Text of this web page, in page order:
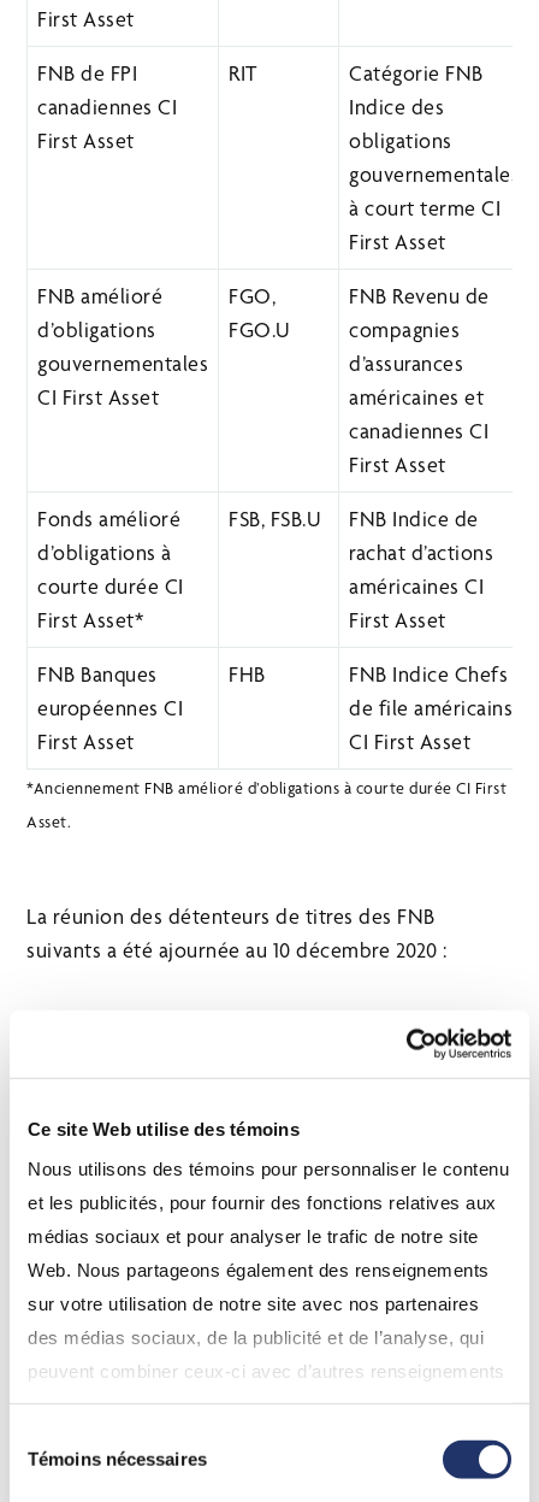
Ce site Web utilise des témoins
Nous utilisons des témoins pour personnaliser le contenu
et les publicités, pour fournir des fonctions relatives aux
médias sociaux et pour analyser le trafic de notre site
Web. Nous partageons également des renseignements
sur votre utilisation de notre site avec nos partenaires
des médias sociaux, de la publicité et de l’analyse, qui
peuvent combiner ceux-ci avec d’autres renseignements
que vous leur avez fournis ou qu’ils ont collectés lors de
votre utilisation de leurs services. En continuant d’utiliser
notre site Web, vous consentez à l’utilisation de nos
Témoins nécessaires
First Asset
FNB de FPI
canadiennes CI
First Asset
RIT
Catégorie FNB
Indice des
obligations
gouvernementales
à court terme CI
First Asset
FNB amélioré
d’obligations
gouvernementales
CI First Asset
FGO,
FGO.U
FNB Revenu de
compagnies
d’assurances
américaines et
canadiennes CI
First Asset
Fonds amélioré
d’obligations à
courte durée CI
First Asset*
FSB, FSB.U
FNB Indice de
rachat d’actions
américaines CI
First Asset
FNB Banques
européennes CI
First Asset
FHB
FNB Indice Chefs
de file américains
CI First Asset
*Anciennement FNB amélioré d’obligations à courte durée CI First
Asset.
La réunion des détenteurs de titres des FNB
suivants a été ajournée au 10 décembre 2020 :
Symbole(s)
Asset
Catégorie FNB Revenu d’actions
canadiennes de base CI First
Asset
CSY
Catégorie FNB Indice MSCI
De plus amples renseignements sur les FNB de CI